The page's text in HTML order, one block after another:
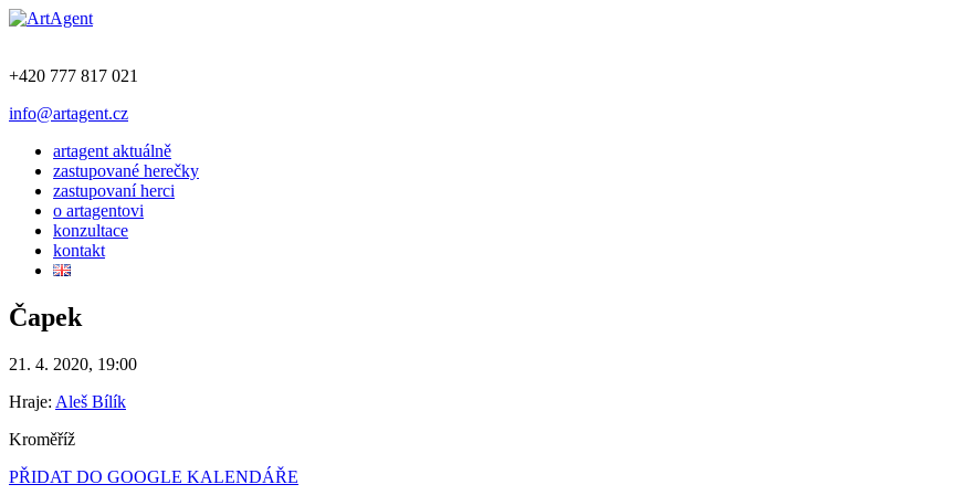
+420 777 817 021
info@artagent.cz
artagent aktuálně
zastupované herečky
zastupovaní herci
o artagentovi
konzultace
kontakt
Čapek
21. 4. 2020, 19:00
Hraje: Aleš Bílík
Kroměříž
PŘIDAT DO GOOGLE KALENDÁŘE